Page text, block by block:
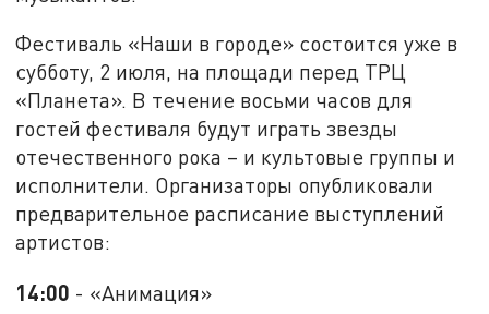
Фестиваль «Наши в городе» состоится уже в
субботу, 2 июля, на площади перед ТРЦ
«Планета». В течение восьми часов для
гостей фестиваля будут играть звезды
отечественного рока – и культовые группы и
исполнители. Организаторы опубликовали
предварительное расписание выступлений
артистов:
14:00 - «Анимация»